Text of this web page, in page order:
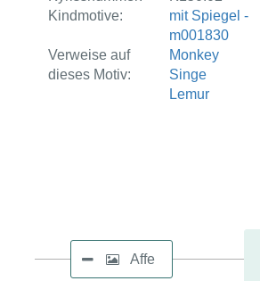
Kindmotive:
mit Spiegel -
m001830
Verweise auf
dieses Motiv:
Monkey
Singe
Lemur
Affe